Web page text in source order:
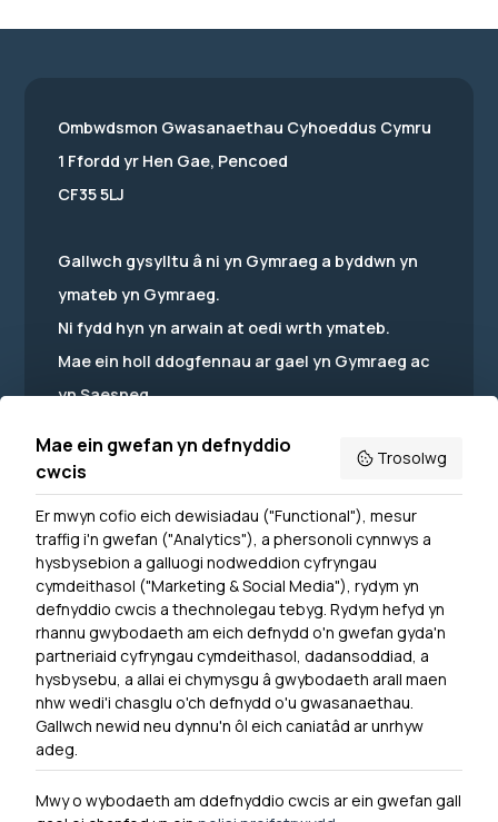
Dewislen Troedyn
Newyddion
Ymuno â ni
Hygyrchedd
Hysbysiad Preifatrwydd
Cysylltu â ni
Ombwdsmon Gwasanaethau Cyhoeddus Cymru
1 Ffordd yr Hen Gae, Pencoed
CF35 5LJ
Gallwch gysylltu â ni yn Gymraeg a byddwn yn
ymateb yn Gymraeg.
Ni fydd hyn yn arwain at oedi wrth ymateb.
Mae ein holl ddogfennau ar gael yn Gymraeg ac
yn Saesneg.
Powered by Translate
Mae ein gwefan yn defnyddio
cwcis
Trosolwg
Er mwyn cofio eich dewisiadau ("Functional"), mesur
traffig i'n gwefan ("Analytics"), a phersonoli cynnwys a
hysbysebion a galluogi nodweddion cyfryngau
cymdeithasol ("Marketing & Social Media"), rydym yn
defnyddio cwcis a thechnolegau tebyg. Rydym hefyd yn
rhannu gwybodaeth am eich defnydd o'n gwefan gyda'n
partneriaid cyfryngau cymdeithasol, dadansoddiad, a
hysbysebu, a allai ei chymysgu â gwybodaeth arall maen
nhw wedi'i chasglu o'ch defnydd o'u gwasanaethau.
Gallwch newid neu dynnu'n ôl eich caniatâd ar unrhyw
adeg.
Mwy o wybodaeth am ddefnyddio cwcis ar ein gwefan gall